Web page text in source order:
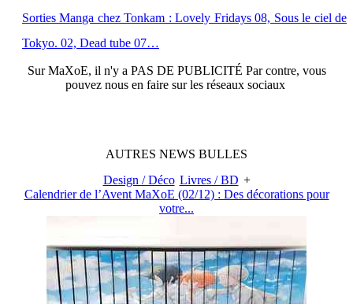
Sorties Manga chez Tonkam : Lovely Fridays 08, Sous le ciel de
Tokyo. 02, Dead tube 07…
SurMaXoE, il n'y a PAS DE PUBLICITÉ Par contre, vous
pouvez nous en faire sur les réseaux sociaux
AUTRES NEWS BULLES
Design / Déco Livres / BD +
Calendrier de l’Avent MaXoE (02/12) : Des décorations pour
votre...